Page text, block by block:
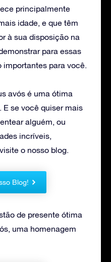
principalmente
idade, e que têm
à sua disposição na
para essas
importantes para você.
avós é uma ótima
E se você quiser mais
alguém, ou
incríveis,
o nosso blog.
Blog!
de presente ótima
uma homenagem